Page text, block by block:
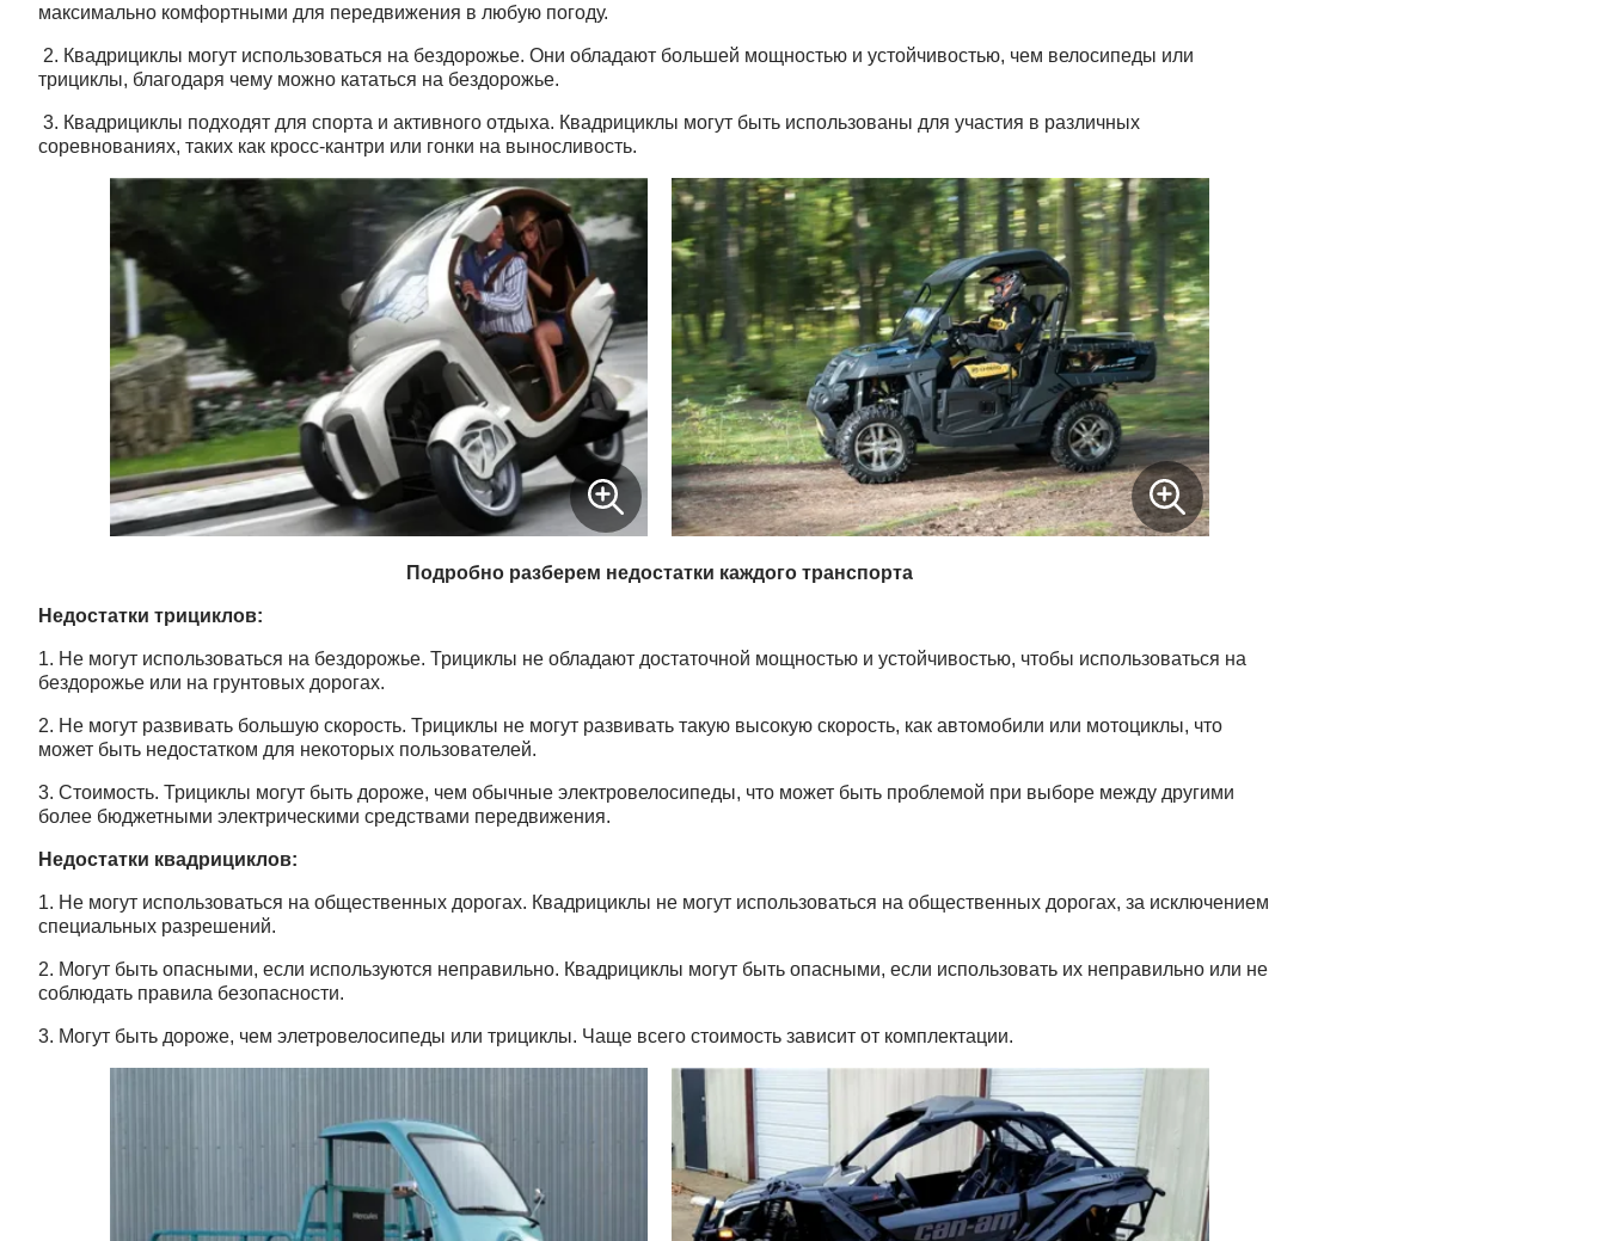
максимально комфортными для передвижения в любую погоду.
2. Квадрициклы могут использоваться на бездорожье. Они обладают большей мощностью и устойчивостью, чем велосипеды или
трициклы, благодаря чему можно кататься на бездорожье.
3. Квадрициклы подходят для спорта и активного отдыха. Квадрициклы могут быть использованы для участия в различных
соревнованиях, таких как кросс-кантри или гонки на выносливость.
Подробно разберем недостатки каждого транспорта
Недостатки трициклов:
1. Не могут использоваться на бездорожье. Трициклы не обладают достаточной мощностью и устойчивостью, чтобы использоваться на
бездорожье или на грунтовых дорогах.
2. Не могут развивать большую скорость. Трициклы не могут развивать такую высокую скорость, как автомобили или мотоциклы, что
может быть недостатком для некоторых пользователей.
3. Стоимость. Трициклы могут быть дороже, чем обычные электровелосипеды, что может быть проблемой при выборе между другими
более бюджетными электрическими средствами передвижения.
Недостатки квадрициклов:
1. Не могут использоваться на общественных дорогах. Квадрициклы не могут использоваться на общественных дорогах, за исключением
специальных разрешений.
2. Могут быть опасными, если используются неправильно. Квадрициклы могут быть опасными, если использовать их неправильно или не
соблюдать правила безопасности.
3. Могут быть дороже, чем элетровелосипеды или трициклы. Чаще всего стоимость зависит от комплектации.